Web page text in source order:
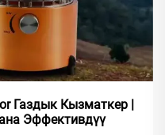
Газдык Кызматкер |
Эффективдүү